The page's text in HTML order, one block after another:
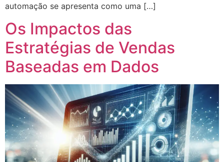
automação se apresenta como uma […]
Os Impactos das
Estratégias de Vendas
Baseadas em Dados